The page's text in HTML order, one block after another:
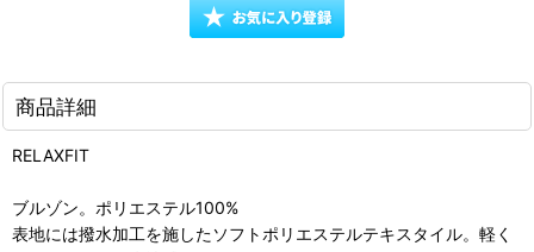
商品詳細
RELAXFIT
ブルゾン。ポリエステル100%
表地には撥水加工を施したソフトポリエステルテキスタイル。軽く